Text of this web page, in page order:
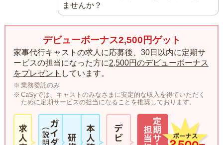
ませんか？
デビューボーナス2,500円ゲット
家事代行キャストの求人に応募後、30日以内に定期サ
ービスの担当になった方に2,500円のデビューボーナス
をプレゼント しています。
業務委託のみ
CaSyでは、キャストのみなさまに安定的な収入を得ていただく
ために定期サービスの担当になることを推奨しております。